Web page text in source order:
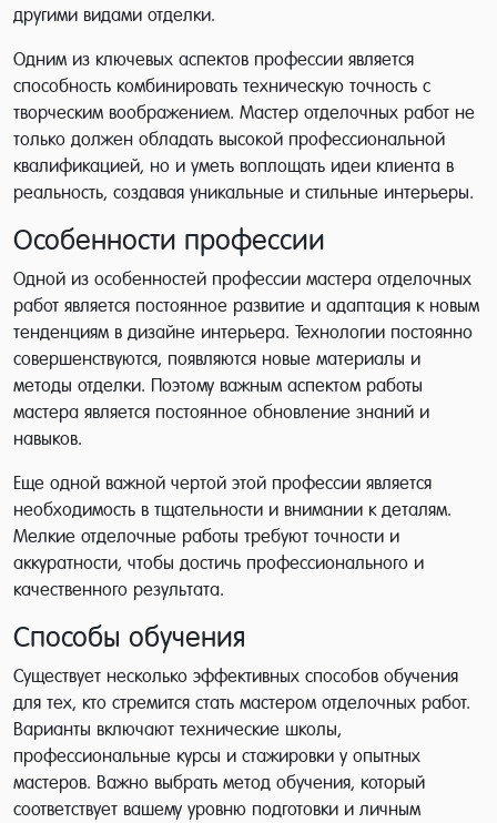
другими видами отделки.
Одним из ключевых аспектов профессии является
способность комбинировать техническую точность с
творческим воображением. Мастер отделочных работ не
только должен обладать высокой профессиональной
квалификацией, но и уметь воплощать идеи клиента в
реальность, создавая уникальные и стильные интерьеры.
Особенности профессии
Одной из особенностей профессии мастера отделочных
работ является постоянное развитие и адаптация к новым
тенденциям в дизайне интерьера. Технологии постоянно
совершенствуются, появляются новые материалы и
методы отделки. Поэтому важным аспектом работы
мастера является постоянное обновление знаний и
навыков.
Еще одной важной чертой этой профессии является
необходимость в тщательности и внимании к деталям.
Мелкие отделочные работы требуют точности и
аккуратности, чтобы достичь профессионального и
качественного результата.
Способы обучения
Существует несколько эффективных способов обучения
для тех, кто стремится стать мастером отделочных работ.
Варианты включают технические школы,
профессиональные курсы и стажировки у опытных
мастеров. Важно выбрать метод обучения, который
соответствует вашему уровню подготовки и личным